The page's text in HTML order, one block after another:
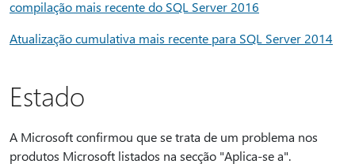
compilação mais recente do SQL Server 2016
Atualização cumulativa mais recente para SQL Server 2014
Estado
A Microsoft confirmou que se trata de um problema nos
produtos Microsoft listados na secção "Aplica-se a".